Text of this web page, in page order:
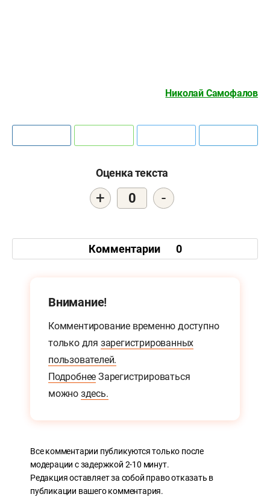
Николай Самофалов
Оценка текста
+ 0 -
Комментарии 0
Внимание!
Комментирование временно доступно
только для зарегистрированных
пользователей.
Подробнее Зарегистрироваться
можно здесь.
Все комментарии публикуются только после
модерации с задержкой 2-10 минут.
Редакция оставляет за собой право отказать в
публикации вашего комментария.